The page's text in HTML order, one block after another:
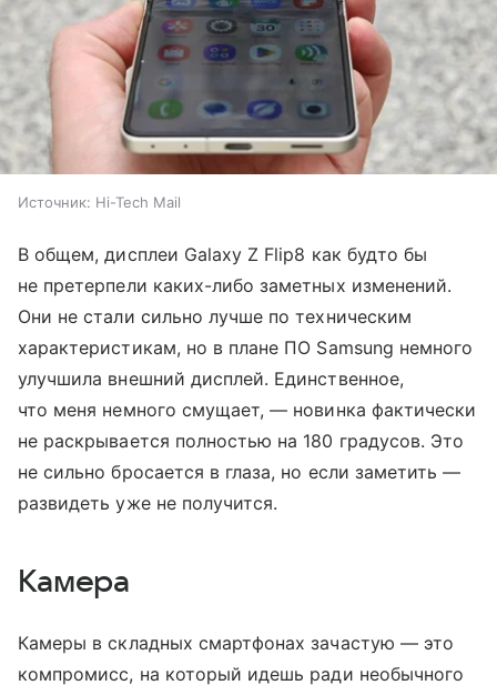
Источник: Hi-Tech Mail
В общем, дисплеи Galaxy Z Flip8 как будто бы
не претерпели каких-либо заметных изменений.
Они не стали сильно лучше по техническим
характеристикам, но в плане ПО Samsung немного
улучшила внешний дисплей. Единственное,
что меня немного смущает, — новинка фактически
не раскрывается полностью на 180 градусов. Это
не сильно бросается в глаза, но если заметить —
развидеть уже не получится.
Камера
Камеры в складных смартфонах зачастую — это
компромисс, на который идешь ради необычного